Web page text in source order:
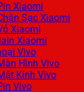
Xiaomi
Sạc Xiaomi
Xiaomi
Xiaomi
Vivo
Hình Vivo
Kính Vivo
Vivo